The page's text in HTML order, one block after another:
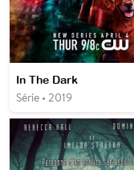
In The Dark
Série • 2019